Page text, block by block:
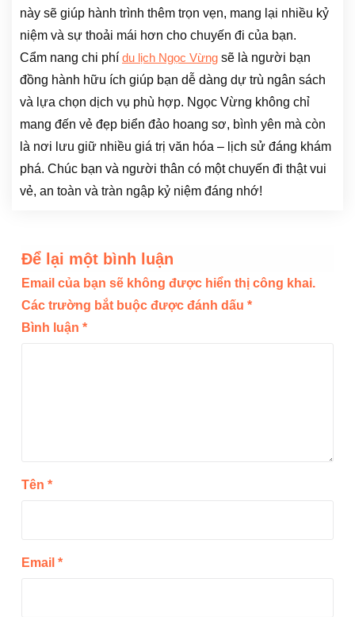
này sẽ giúp hành trình thêm trọn vẹn, mang lại nhiều kỷ
niệm và sự thoải mái hơn cho chuyến đi của bạn.
Cẩm nang chi phí du lịch Ngọc Vừng sẽ là người bạn
đồng hành hữu ích giúp bạn dễ dàng dự trù ngân sách
và lựa chọn dịch vụ phù hợp. Ngọc Vừng không chỉ
mang đến vẻ đẹp biển đảo hoang sơ, bình yên mà còn
là nơi lưu giữ nhiều giá trị văn hóa – lịch sử đáng khám
phá. Chúc bạn và người thân có một chuyến đi thật vui
vẻ, an toàn và tràn ngập kỷ niệm đáng nhớ!
Để lại một bình luận
Email của bạn sẽ không được hiển thị công khai.
Các trường bắt buộc được đánh dấu *
Bình luận *
Tên *
Email *